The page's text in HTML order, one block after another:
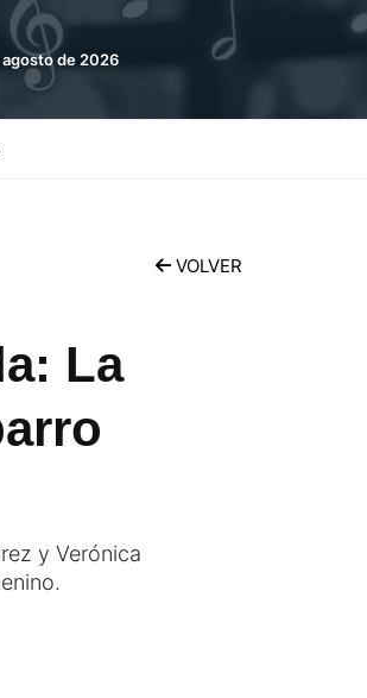
agosto de 2026
VOLVER
La
y Verónica